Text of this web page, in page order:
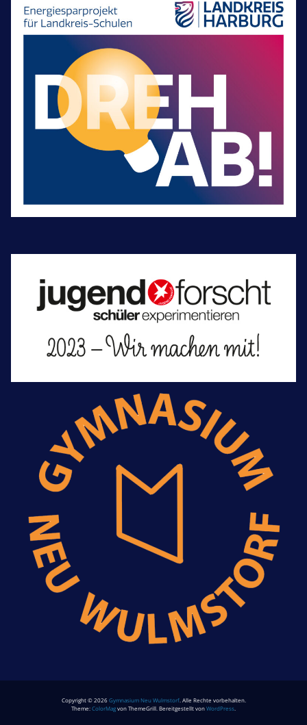
Copyright © 2026Gymnasium Neu Wulmstorf. Alle Rechte vorbehalten.
Theme:ColorMagvon ThemeGrill. Bereitgestellt vonWordPress